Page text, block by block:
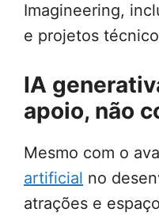
Imagineering,
e projetos
IA
apoio, não
Mesmo com o
artificial no
atrações e